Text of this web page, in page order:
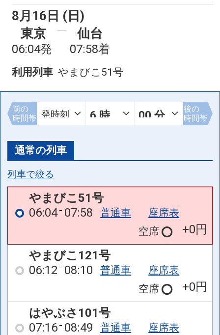
8月16日 (日)
東京
06:04発
仙台
07:58着
利用列車 やまびこ51号
前の
時間帯
後の
時間帯
通常の列車
列車で絞る
やまびこ51号
06:04 07:58 普通車
座席表
空席
+0円
やまびこ121号
06:12 08:10 普通車
座席表
空席
+0円
はやぶさ101号
07:16 08:49 普通車
座席表